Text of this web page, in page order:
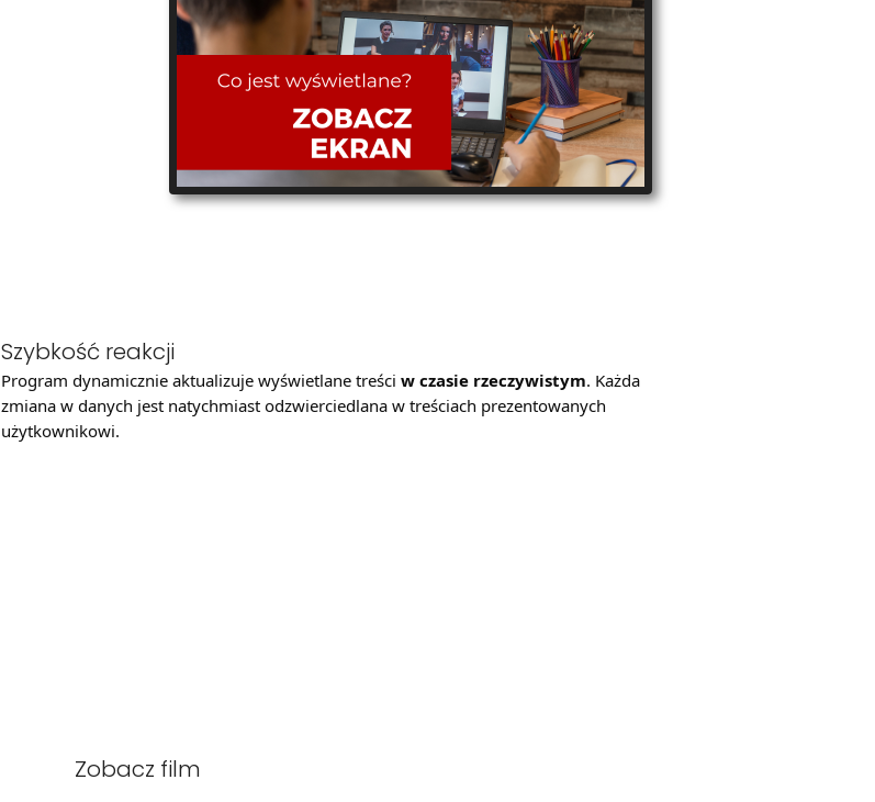
Szybkość reakcji
Program dynamicznie aktualizuje wyświetlane treści w czasie rzeczywistym. Każda
zmiana w danych jest natychmiast odzwierciedlana w treściach prezentowanych
użytkownikowi.
Zobacz film